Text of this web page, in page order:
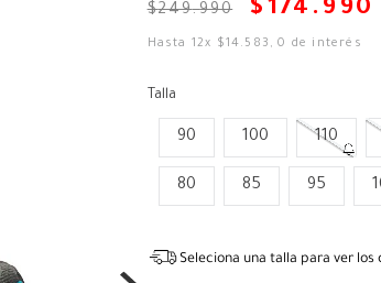
$249.990 $ 174 . 990
Hasta 12x $14. 583 ,0 de interés
Talla
90 100 110
80 85 95
Seleciona una talla para ver los